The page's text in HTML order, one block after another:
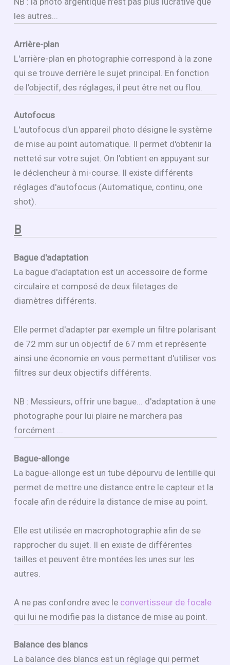
les autres...
Arrière-plan
L'arrière-plan en photographie correspond à la zone
qui se trouve derrière le sujet principal. En fonction
de l'objectif, des réglages, il peut être net ou flou.
Autofocus
L'autofocus d'un appareil photo désigne le système
de mise au point automatique. Il permet d'obtenir la
netteté sur votre sujet. On l'obtient en appuyant sur
le déclencheur à mi-course. Il existe différents
réglages d'autofocus (Automatique, continu, one
shot).
B
Bague d'adaptation
La bague d'adaptation est un accessoire de forme
circulaire et composé de deux filetages de
diamètres différents.
Elle permet d'adapter par exemple un filtre polarisant
de 72 mm sur un objectif de 67 mm et représente
ainsi une économie en vous permettant d'utiliser vos
filtres sur deux objectifs différents.
NB : Messieurs, offrir une bague... d'adaptation à une
photographe pour lui plaire ne marchera pas
forcément ...
Bague-allonge
La bague-allonge est un tube dépourvu de lentille qui
permet de mettre une distance entre le capteur et la
focale afin de réduire la distance de mise au point.
Elle est utilisée en macrophotographie afin de se
rapprocher du sujet. Il en existe de différentes
tailles et peuvent être montées les unes sur les
autres.
A ne pas confondre avec le convertisseur de focale
qui lui ne modifie pas la distance de mise au point.
Balance des blancs
La balance des blancs est un réglage qui permet